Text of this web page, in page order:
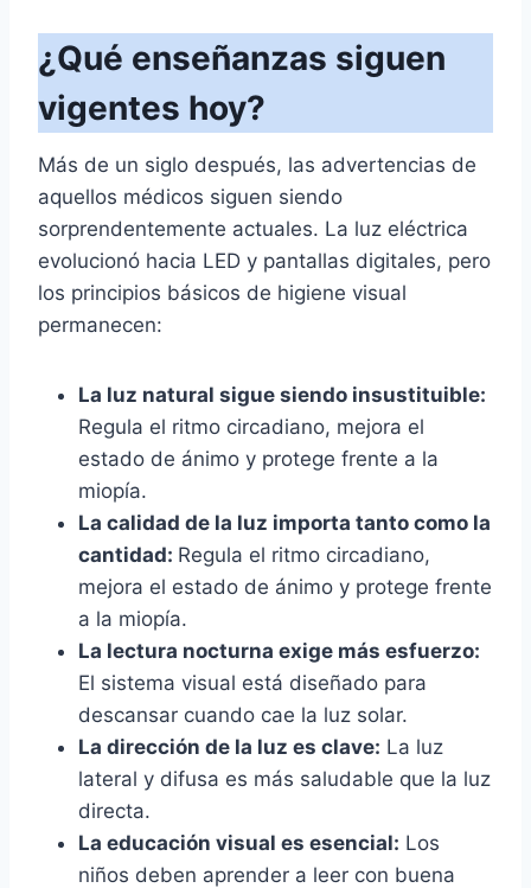
¿Qué enseñanzas siguen
vigentes hoy?
Más de un siglo después, las advertencias de
aquellos médicos siguen siendo
sorprendentemente actuales. La luz eléctrica
evolucionó hacia LED y pantallas digitales, pero
los principios básicos de higiene visual
permanecen:
La luz natural sigue siendo insustituible:
Regula el ritmo circadiano, mejora el
estado de ánimo y protege frente a la
miopía.
La calidad de la luz importa tanto como la
cantidad: Regula el ritmo circadiano,
mejora el estado de ánimo y protege frente
a la miopía.
La lectura nocturna exige más esfuerzo:
El sistema visual está diseñado para
descansar cuando cae la luz solar.
La dirección de la luz es clave: La luz
lateral y difusa es más saludable que la luz
directa.
La educación visual es esencial: Los
niños deben aprender a leer con buena